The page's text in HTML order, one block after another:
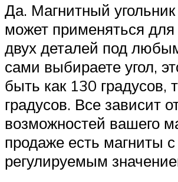
Да. Магнитный
может применяться для
двух деталей под
сами выбираете угол,
быть как 130 градусов,
градусов. Все зависит
возможностей вашего
продаже есть магниты с
регулируемым